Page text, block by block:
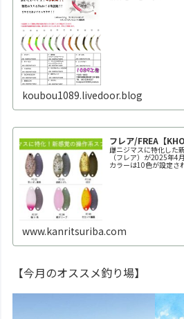
koubou1089.livedoor.blog
フレア/FREA【
雌ニジマスに特化した
（フレア）が2025年4
カラーは10色が設定
www.kanritsuriba.com
【今月のオススメ釣り場】